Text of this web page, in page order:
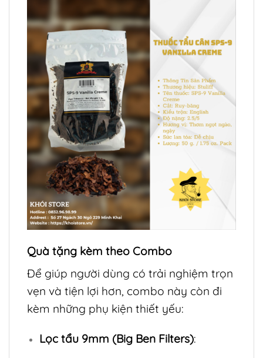
Quà tặng kèm theo Combo
Để giúp người dùng có trải nghiệm trọn
vẹn và tiện lợi hơn, combo này còn đi
kèm những phụ kiện thiết yếu:
Lọc tẩu 9mm (Big Ben Filters):